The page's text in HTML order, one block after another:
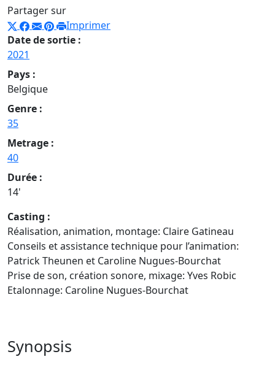
Partager sur
Imprimer
Date de sortie :
2021
Pays :
Belgique
Genre :
35
Metrage :
40
Durée :
14'
Casting :
Réalisation, animation, montage: Claire Gatineau
Conseils et assistance technique pour l’animation:
Patrick Theunen et Caroline Nugues-Bourchat
Prise de son, création sonore, mixage: Yves Robic
Etalonnage: Caroline Nugues-Bourchat
Synopsis